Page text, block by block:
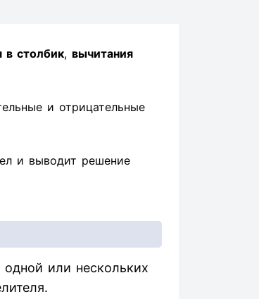
в столбик, вычитания
и отрицательные
и выводит решение
или нескольких